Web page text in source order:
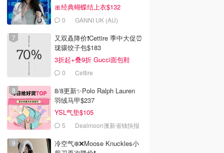
🎀经典蝴蝶结上衣$132
0 GANNI UK (AU)
又双叒降价❗️Cettire 季中大促⏰
珑骧饺子包$183
3折起+叠9折 Gucci面包鞋
$9910 Cettire
8/8更新✨Polo Ralph Lauren
羽绒马甲$237
YSL气垫$105
5 Dealmoon澳新省钱快报
冷空气❄️❌️Moose Knuckles小